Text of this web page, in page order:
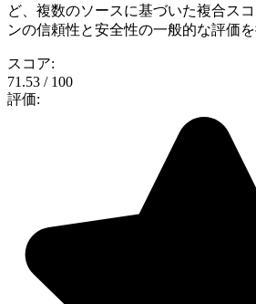
ど、複数のソースに基づいた複合ス
ンの信頼性と安全性の一般的な評価を
スコア:
71.53 / 100
評価: